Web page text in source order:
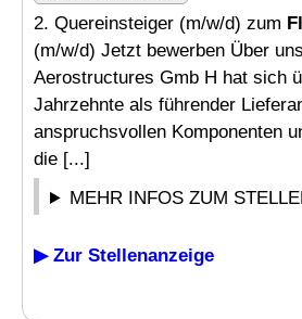
2. Quereinsteiger (m/w/d) zum
(m/w/d) Jetzt bewerben Über
Aerostructures Gmb H hat sich
Jahrzehnte als führender
anspruchsvollen Komponenten
die [...]
MEHR INFOS ZUM
▶ Zur Stellenanzeige